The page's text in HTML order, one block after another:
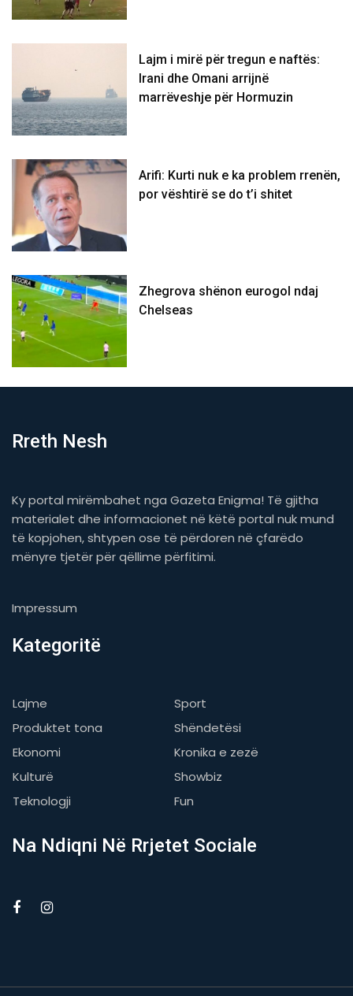
Lajm i mirë për tregun e naftës:
Irani dhe Omani arrijnë
marrëveshje për Hormuzin
Arifi: Kurti nuk e ka problem rrenën,
por vështirë se do t’i shitet
Zhegrova shënon eurogol ndaj
Chelseas
Rreth Nesh
Ky portal mirëmbahet nga Gazeta Enigma! Të gjitha
materialet dhe informacionet në këtë portal nuk mund
të kopjohen, shtypen ose të përdoren në çfarëdo
mënyre tjetër për qëllime përfitimi.
Impressum
Kategoritë
Lajme
Sport
Produktet tona
Shëndetësi
Ekonomi
Kronika e zezë
Kulturë
Showbiz
Teknologji
Fun
Na Ndiqni Në Rrjetet Sociale